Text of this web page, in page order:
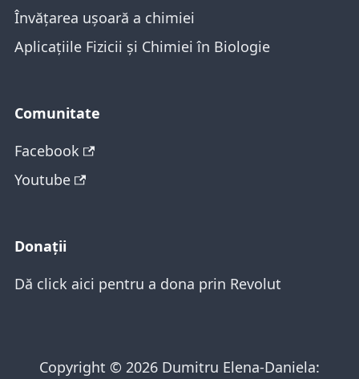
Învățarea ușoară a chimiei
Aplicațiile Fizicii și Chimiei în Biologie
Comunitate
Facebook
Youtube
Donații
Dă click aici pentru a dona prin Revolut
Copyright © 2026 Dumitru Elena-Daniela: